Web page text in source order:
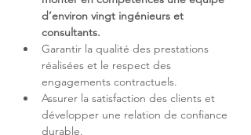
d’environ vingt ingénieurs et
consultants.
Garantir la qualité des prestations
réalisées et le respect des
Assurer la satisfaction des clients et
développer une relation de confiance